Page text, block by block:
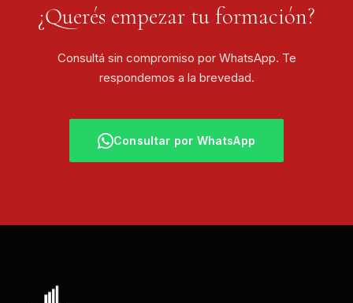
¿Querés empezar tu formación?
Consultá sin compromiso por WhatsApp. Te
respondemos a la brevedad.
Consultar por WhatsApp